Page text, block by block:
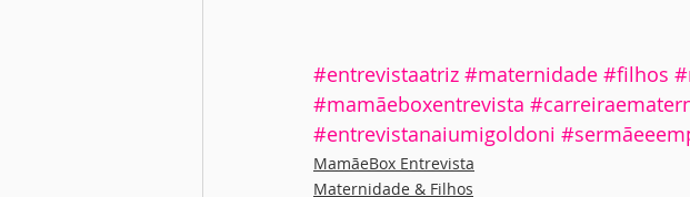
#entrevistaatriz #maternidade #filhos
#mamãeboxentrevista
#entrevistanaiumigoldoni
MamãeBox Entrevista
Maternidade & Filhos